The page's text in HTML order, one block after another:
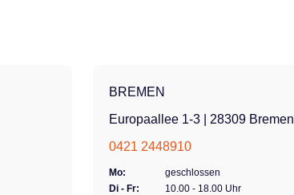
BREMEN
Europaallee 1-3 | 28309 Bremen
0421 2448910
Mo:
geschlossen
Di - Fr:
10.00 - 18.00 Uhr